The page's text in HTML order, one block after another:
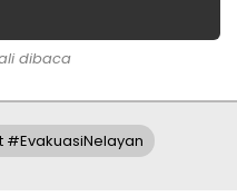
dibaca
#EvakuasiNelayan